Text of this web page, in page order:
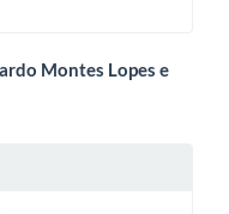
Montes Lopes e